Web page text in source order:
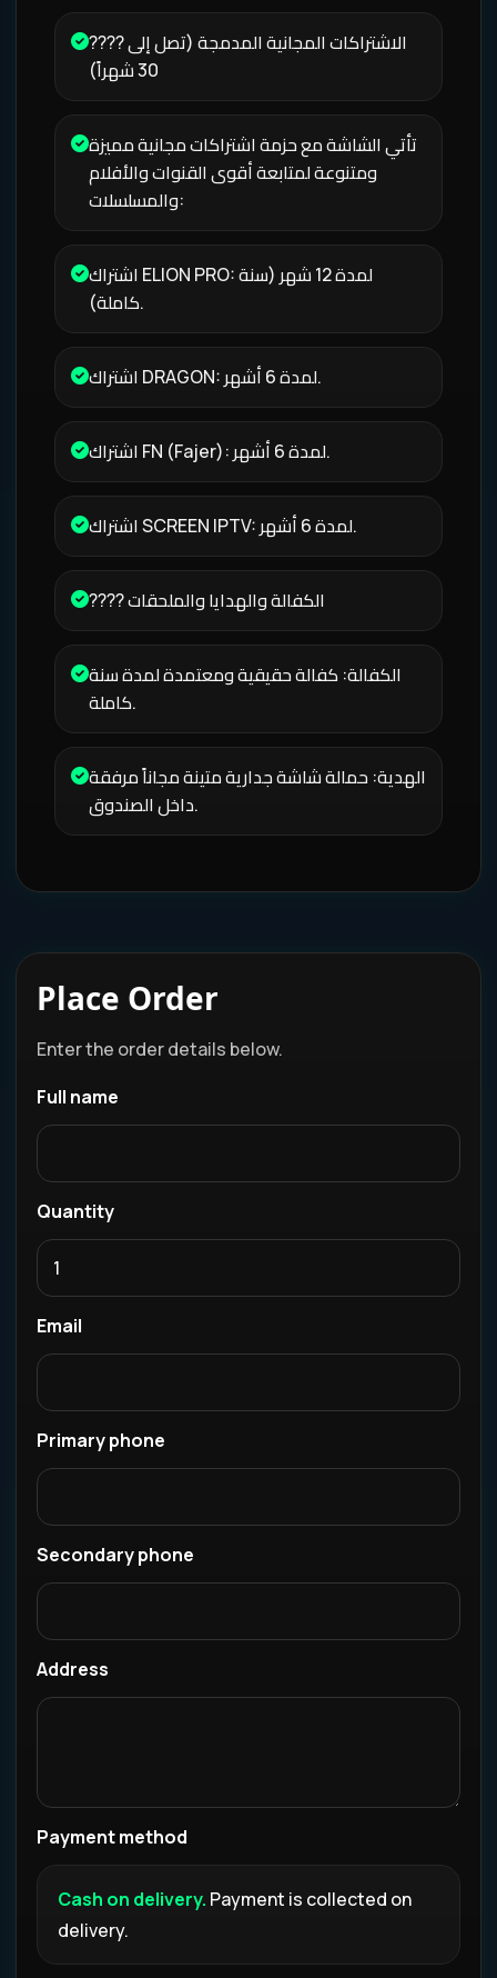
???? الاشتراكات المجانية المدمجة (تصل إلى
30 شهراً)
تأتي الشاشة مع حزمة اشتراكات مجانية مميزة
ومتنوعة لمتابعة أقوى القنوات والأفلام
والمسلسلات:
اشتراك ELION PRO: لمدة 12 شهر (سنة
كاملة).
اشتراك DRAGON: لمدة 6 أشهر.
اشتراك FN (Fajer): لمدة 6 أشهر.
اشتراك SCREEN IPTV: لمدة 6 أشهر.
????️ الكفالة والهدايا والملحقات
الكفالة: كفالة حقيقية ومعتمدة لمدة سنة
كاملة.
الهدية: حمالة شاشة جدارية متينة مجاناً مرفقة
داخل الصندوق.
Place Order
Enter the order details below.
Full name
Quantity
Email
Primary phone
Secondary phone
Address
Payment method
Cash on delivery. Payment is collected on
delivery.